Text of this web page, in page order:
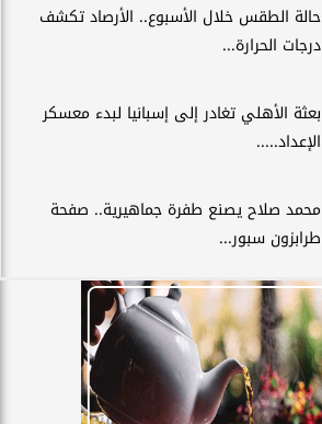
حالة الطقس خلال الأسبوع.. الأرصاد تكشف
درجات الحرارة...
بعثة الأهلي تغادر إلى إسبانيا لبدء معسكر
الإعداد.....
محمد صلاح يصنع طفرة جماهيرية.. صفحة
طرابزون سبور...